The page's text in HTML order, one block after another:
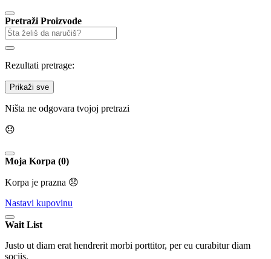
Pretraži Proizvode
Rezultati pretrage:
Prikaži sve
Ništa ne odgovara tvojoj pretrazi
😞
Moja Korpa (0)
Korpa je prazna 😞
Nastavi kupovinu
Wait List
Justo ut diam erat hendrerit morbi porttitor, per eu curabitur diam
sociis.